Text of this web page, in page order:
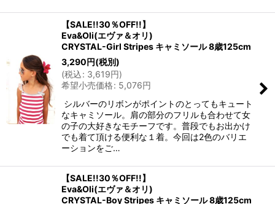
【SALE!!30％OFF!!】
Eva&Oli(エヴァ＆オリ)
CRYSTAL-Girl Stripes キャミソール 8歳125cm
3,290円(税別)
(税込: 3,619円)
希望小売価格: 5,076円
シルバーのリボンがポイントのとってもキュート
なキャミソール。肩の部分のフリルも合わせて女
の子の大好きなモチーフです。普段でもお出かけ
でも着て頂ける便利な１着。今回は2色のバリエ
ーションをご…
【SALE!!30％OFF!!】
Eva&Oli(エヴァ＆オリ)
CRYSTAL-Boy Stripes キャミソール 8歳125cm